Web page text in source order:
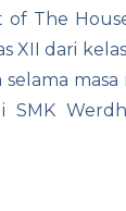
The
XII dari
masa